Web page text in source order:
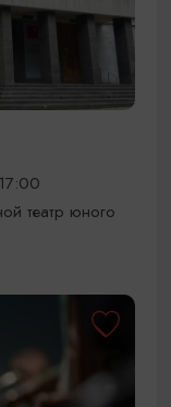
театр юного